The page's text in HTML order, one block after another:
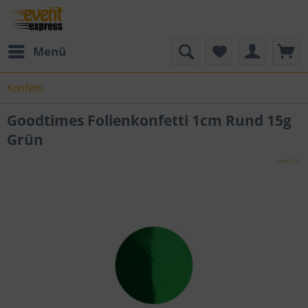
Menü
Konfetti
Goodtimes Folienkonfetti 1cm Rund 15g
Grün